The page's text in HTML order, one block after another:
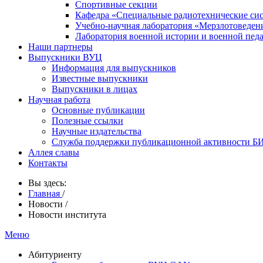
Спортивные секции
Кафедра «Специальные радиотехнические
Учебно-научная лаборатория
Лаборатория военной истории и военной
Наши партнеры
Выпускники ВУЦ
Информация для выпускников
Известные выпускники
Выпускники в лицах
Научная работа
Основные публикации
Полезные ссылки
Научные издательства
Служба поддержки публикационной активности
Аллея славы
Контакты
Вы здесь:
Главная /
Новости /
Новости института
Меню
Абитуриенту